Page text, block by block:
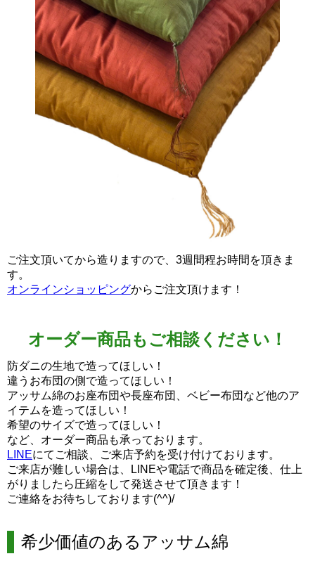
ご注文頂いてから造りますので、3週間程お時間を頂きま
す。
オンラインショッピングからご注文頂けます！
オーダー商品もご相談ください！
防ダニの生地で造ってほしい！
違うお布団の側で造ってほしい！
アッサム綿のお座布団や長座布団、ベビー布団など他のア
イテムを造ってほしい！
希望のサイズで造ってほしい！
など、オーダー商品も承っております。
LINEにてご相談、ご来店予約を受け付けております。
ご来店が難しい場合は、LINEや電話で商品を確定後、仕上
がりましたら圧縮をして発送させて頂きます！
ご連絡をお待ちしております(^^)/
希少価値のあるアッサム綿